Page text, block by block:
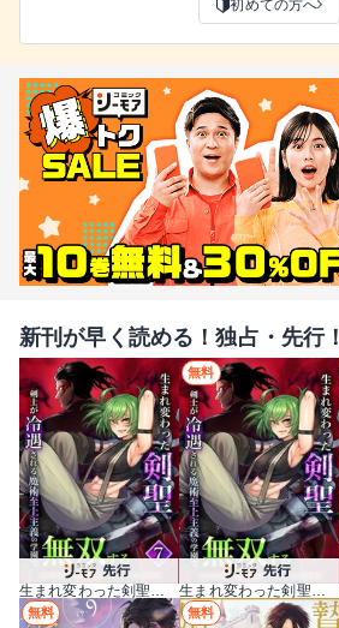
初めての方へ
新刊が早く読める！独占・先行！
無料
無料 無料